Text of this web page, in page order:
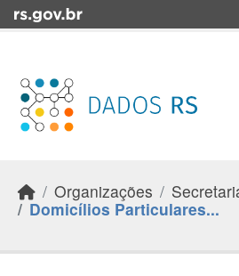
Skip to main content
Organizações
Domicílios Particulares...